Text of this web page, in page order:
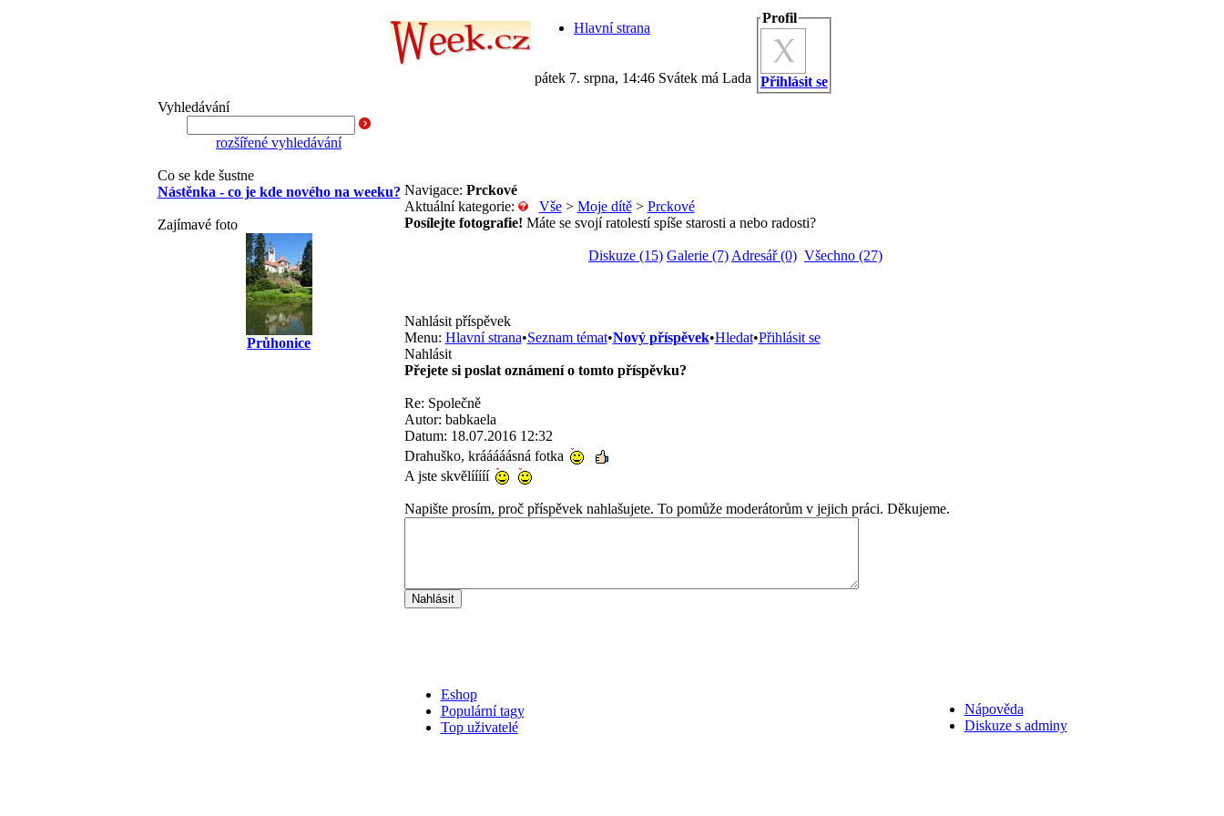
Hlavní strana
pátek 7. srpna, 14:46 Svátek má Lada
Profil
Přihlásit se
Vyhledávání
rozšířené vyhledávání
Co se kde šustne
Nástěnka - co je kde nového na weeku?
Zajímavé foto
Průhonice
Navigace: Prckové
Aktuální kategorie:
Vše> Moje dítě> Prckové
Posílejte fotografie! Máte se svojí ratolestí spíše starosti a nebo radosti?
Diskuze (15) Galerie (7) Adresář (0) Všechno (27)
Nahlásit příspěvek
Menu: Hlavní strana•Seznam témat•Nový příspěvek•Hledat•Přihlásit se
Nahlásit
Přejete si poslat oznámení o tomto příspěvku?
Re: Společně
Autor: babkaela
Datum: 18.07.2016 12:32
Drahuško, krááááásná fotka
A jste skvělííííí
Napište prosím, proč příspěvek nahlašujete. To pomůže moderátorům v jejich práci. Děkujeme.
Nápověda
Diskuze s adminy
Eshop
Populární tagy
Top uživatelé